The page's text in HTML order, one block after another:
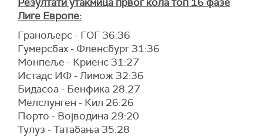
Резултати утакмица првог кола топ 16 фазе
Лиге Европе:
Гранољерс - ГОГ 36:36
Гумерсбах - Фленсбург 31:36
Монпеље - Криенс 31:27
Истадс ИФ - Лимож 32:36
Бидасоа - Бенфика 28.27
Мелслунген - Кил 26:26
Порто - Војводина 29:20
Тулуз - Татабања 35:28